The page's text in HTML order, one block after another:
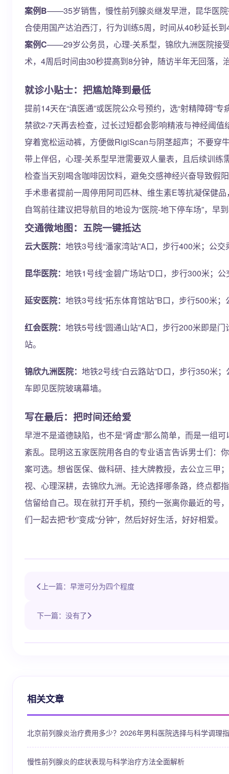
案例B——35岁销售，慢性前列腺炎继发早泄，昆华医院
合使用国产达泊西汀，行为训练5周，时间从40秒延长
案例C——29岁公务员，心理-关系型，锦欣九洲医院接
术，4周后时间由30秒提高到8分钟，随访半年无回落，
就诊小贴士：把尴尬降到最低
提前14天在“滇医通”或医院公众号预约，选“射精障碍”
禁欲2-7天再去检查，过长过短都会影响精液与神经阈值
穿着宽松运动裤，方便做RigiScan与阴茎超声；不要穿
带上伴侣，心理-关系型早泄需要双人量表，且后续训练
检查当天别喝含咖啡因饮料，避免交感神经兴奋导致假
手术患者提前一周停用阿司匹林、维生素E等抗凝保健
自驾前往建议把导航目的地设为“医院-地下停车场”，早
交通微地图：五院一键抵达
云大医院： 地铁3号线“潘家湾站”A口，步行400米；公
昆华医院： 地铁1号线“金碧广场站”D口，步行300米；
延安医院： 地铁3号线“拓东体育馆站”B口，步行500米
红会医院： 地铁5号线“圆通山站”A口，步行200米即是
站。
锦欣九洲医院： 地铁2号线“白云路站”D口，步行350米
车即见医院玻璃幕墙。
写在最后：把时间还给爱
早泄不是道德缺陷，也不是“肾虚”那么简单，而是一组
紊乱。昆明这五家医院用各自的专业语言告诉男士们：
案可选。想省医保、做科研、挂大牌教授，去公立三甲
视、心理深耕，去锦欣九洲。无论选择哪条路，终点
信留给自己。现在就打开手机，预约一张离你最近的号
们一起去把“秒”变成“分钟”，然后好好生活，好好相爱。
上一篇：早泄可分为四个程度
下一篇：没有了
相关文章
北京前列腺炎治疗费用多少？2026年男科医院选择与科学调理
慢性前列腺炎的症状表现与科学治疗方法全面解析